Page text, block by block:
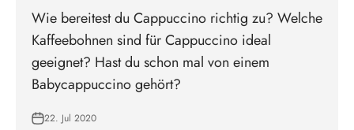
Wie bereitest du Cappuccino richtig zu? Welche
Kaffeebohnen sind für Cappuccino ideal
geeignet? Hast du schon mal von einem
Babycappuccino gehört?
22. Jul 2020